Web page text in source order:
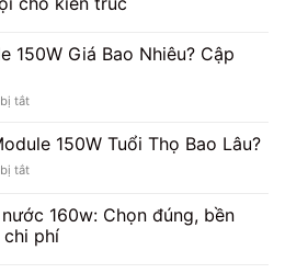
Module
Có
Điện
150W Giá Bao Nhiêu? Cập
tắtở
Pha
Module
150W
Bao
Nhiêu?
Cập
150W Tuổi Thọ Bao Lâu?
tắtở
Pha
LED
Module
160w: Chọn đúng, bền
phí